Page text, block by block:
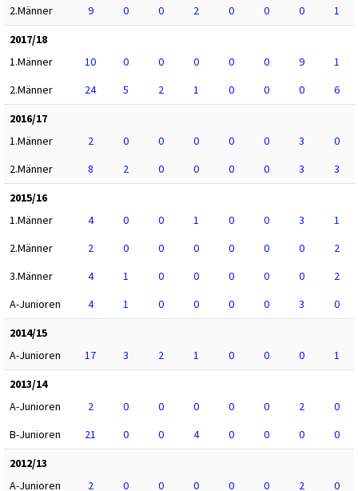
2.Männer
9 0 0 2 0 0 0
1
2017/18
1.Männer
10 0 0 0 0 0 9
1
2.Männer
24 5 2 1 0 0 0
6
2016/17
1.Männer
2 0 0 0 0 0 3
0
2.Männer
8 2 0 0 0 0 3
3
2015/16
1.Männer
4 0 0 1 0 0 3
1
2.Männer
2 0 0 0 0 0 0
2
3.Männer
4 1 0 0 0 0 0
2
A-Junioren
4 1 0 0 0 0 3
0
2014/15
A-Junioren
17 3 2 1 0 0 0
1
2013/14
A-Junioren
2 0 0 0 0 0 2
0
B-Junioren
21 0 0 4 0 0 0
0
2012/13
A-Junioren
2 0 0 0 0 0 2 0